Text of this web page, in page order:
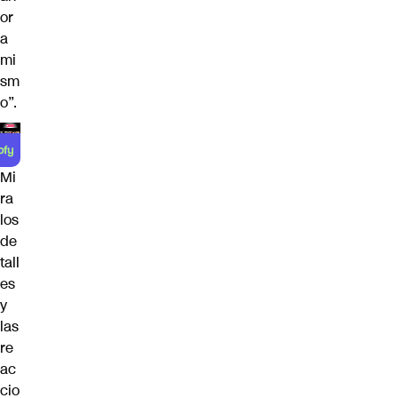
or
a
mi
sm
o”.
Mi
ra
los
de
tall
es
y
las
re
ac
cio